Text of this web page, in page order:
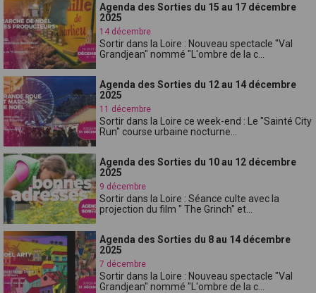
Agenda des Sorties du 15 au 17 décembre
2025
14 décembre
Sortir dans la Loire : Nouveau spectacle "Val
Grandjean" nommé "L'ombre de la c...
Agenda des Sorties du 12 au 14 décembre
2025
11 décembre
Sortir dans la Loire ce week-end : Le "Sainté City
Run" course urbaine nocturne...
Agenda des Sorties du 10 au 12 décembre
2025
9 décembre
Sortir dans la Loire : Séance culte avec la
projection du film " The Grinch" et...
Agenda des Sorties du 8 au 14 décembre
2025
7 décembre
Sortir dans la Loire : Nouveau spectacle "Val
Grandjean" nommé "L'ombre de la c...